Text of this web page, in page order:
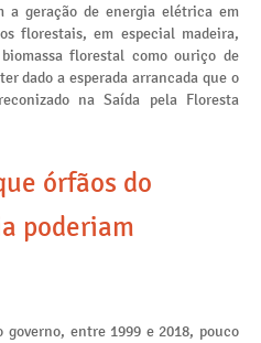
a geração de energia elétrica em
florestais, em especial madeira,
florestal como ouriço de
dado a esperada arrancada que o
na Saída pela Floresta
órfãos do
poderiam
governo, entre 1999 e 2018, pouco